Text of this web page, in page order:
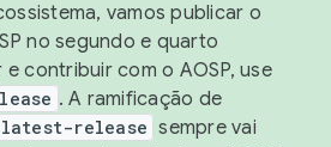
vamos publicar o
no segundo e quarto
contribuir com o AOSP, use
. A ramificação de
release sempre vai